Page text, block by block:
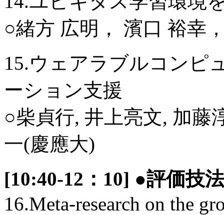
○緒方 広明， 濱口 裕幸
15.ウェアラブルコンピ
ーション支援
○柴貞行, 井上亮文, 加藤
一(慶應大)
[10:40-12：10] ●評価技
16.Meta-research on the